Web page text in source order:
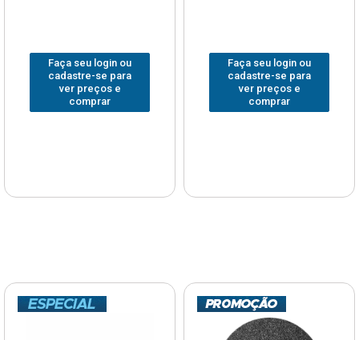
Faça seu login ou
cadastre-se para
ver preços e
comprar
Faça seu login ou
cadastre-se para
ver preços e
comprar